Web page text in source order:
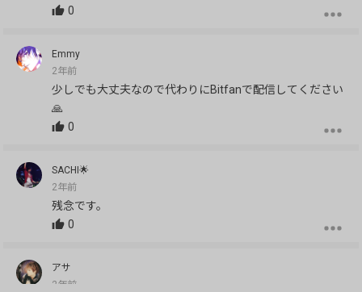
0
Emmy
2年前
少しでも大丈夫なので代わりにBitfanで配信してください
🙏
0
SACHI🌟
2年前
残念です。
0
アサ
2年前